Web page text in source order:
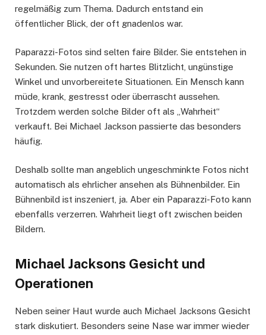
regelmäßig zum Thema. Dadurch entstand ein
öffentlicher Blick, der oft gnadenlos war.
Paparazzi-Fotos sind selten faire Bilder. Sie entstehen in
Sekunden. Sie nutzen oft hartes Blitzlicht, ungünstige
Winkel und unvorbereitete Situationen. Ein Mensch kann
müde, krank, gestresst oder überrascht aussehen.
Trotzdem werden solche Bilder oft als „Wahrheit“
verkauft. Bei Michael Jackson passierte das besonders
häufig.
Deshalb sollte man angeblich ungeschminkte Fotos nicht
automatisch als ehrlicher ansehen als Bühnenbilder. Ein
Bühnenbild ist inszeniert, ja. Aber ein Paparazzi-Foto kann
ebenfalls verzerren. Wahrheit liegt oft zwischen beiden
Bildern.
Michael Jacksons Gesicht und
Operationen
Neben seiner Haut wurde auch Michael Jacksons Gesicht
stark diskutiert. Besonders seine Nase war immer wieder